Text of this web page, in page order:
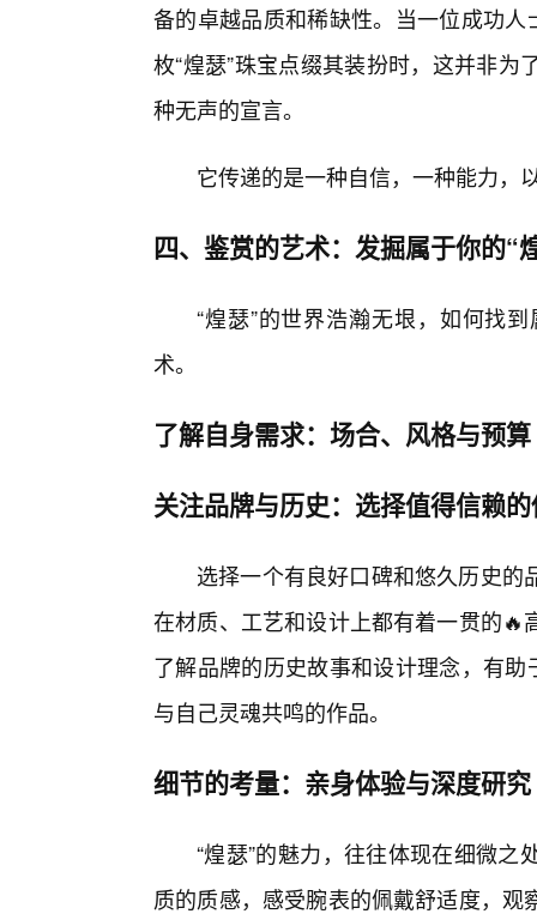
备的卓越品质和稀缺性。当一位成功
枚“煌瑟”珠宝点缀其装扮时，这并非
种无声的宣言。
它传递的是一种自信，一种能力，
四、鉴赏的艺术：发掘属于你的“
“煌瑟”的世界浩瀚无垠，如何找
术。
了解自身需求：场合、风格与预算
关注品牌与历史：选择值得信赖
选择一个有良好口碑和悠久历史
在材质、工艺和设计上都有着一贯的
了解品牌的历史故事和设计理念，有
与自己灵魂共鸣的作品。
细节的考量：亲身体验与深度研究
“煌瑟”的魅力，往往体现在细微
质的质感，感受腕表的佩戴舒适度，